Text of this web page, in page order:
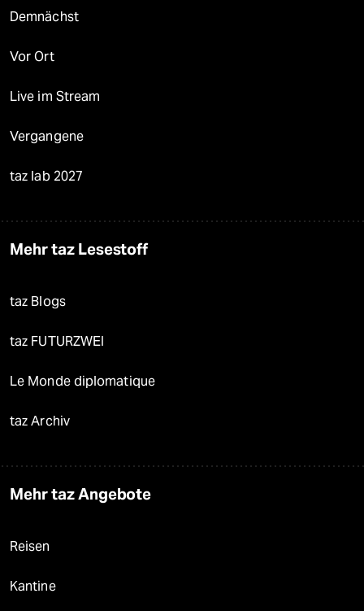
Demnächst
Vor Ort
Live im Stream
Vergangene
taz lab 2027
Mehr taz Lesestoff
taz Blogs
taz FUTURZWEI
Le Monde diplomatique
taz Archiv
Mehr taz Angebote
Reisen
Kantine